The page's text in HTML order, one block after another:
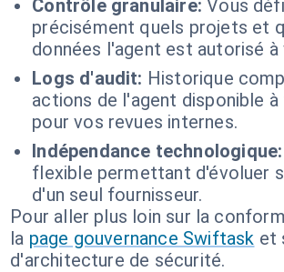
Contrôle granulaire: Vous
précisément quels projets et
données l'agent est autorisé à
Logs d'audit: Historique
actions de l'agent disponible
pour vos revues internes.
Indépendance technologique:
flexible permettant d'évoluer
d'un seul fournisseur.
Pour aller plus loin sur la
la page gouvernance Swiftask et
d'architecture de sécurité.